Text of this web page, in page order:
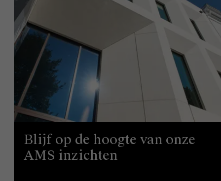
Blijf op de hoogte van onze
AMS inzichten